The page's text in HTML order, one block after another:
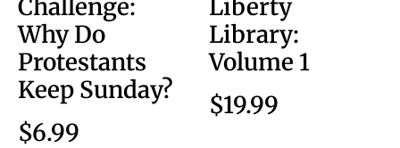
Challenge:
Why Do
Protestants
Keep Sunday?
$6.99
Liberty
Library:
Volume 1
$19.99